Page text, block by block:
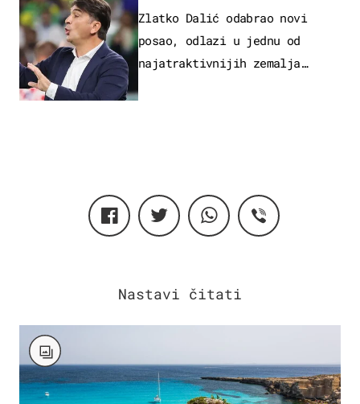
Zlatko Dalić odabrao novi
posao, odlazi u jednu od
najatraktivnijih zemalja